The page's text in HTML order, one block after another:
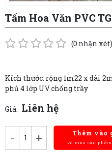
Tấm Hoa Văn PVC
(0 nhận xét)
Kích thước: rộng 1m22 x dài
phủ 4 lớp UV chống trầy
Giá: Liên hệ
- + Thêm vào
và mua sản